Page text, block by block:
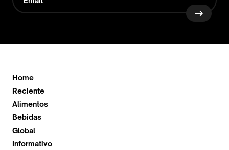
Home
Reciente
Alimentos
Bebidas
Global
Informativo